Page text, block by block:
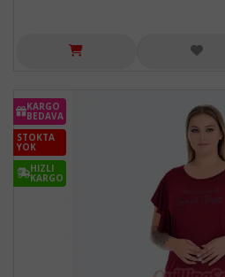
KARGO
BEDAVA
STOKTA
YOK
HIZLI
KARGO